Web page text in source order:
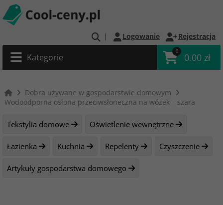
| Logowanie Rejestracja
Kategorie
0
0.00 zł
Dobra używane w gospodarstwie domowym
Wodoodporna osłona przeciwsłoneczna na wózek – szara
Tekstylia domowe Oświetlenie wewnętrzne
Łazienka Kuchnia Repelenty Czyszczenie
Artykuły gospodarstwa domowego